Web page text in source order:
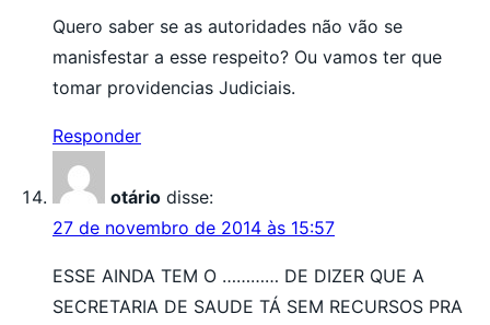
Quero saber se as autoridades não vão se
manisfestar a esse respeito? Ou vamos ter que
tomar providencias Judiciais.
Responder
otário disse:
27 de novembro de 2014 às 15:57
ESSE AINDA TEM O ………… DE DIZER QUE A
SECRETARIA DE SAUDE TÁ SEM RECURSOS PRA